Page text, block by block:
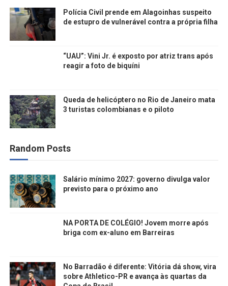
Polícia Civil prende em Alagoinhas suspeito
de estupro de vulnerável contra a própria filha
“UAU”: Vini Jr. é exposto por atriz trans após
reagir a foto de biquíni
Queda de helicóptero no Rio de Janeiro mata
3 turistas colombianas e o piloto
Random Posts
Salário mínimo 2027: governo divulga valor
previsto para o próximo ano
NA PORTA DE COLÉGIO! Jovem morre após
briga com ex-aluno em Barreiras
No Barradão é diferente: Vitória dá show, vira
sobre Athletico-PR e avança às quartas da